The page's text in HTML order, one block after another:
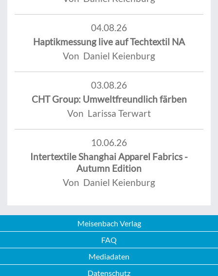
04.08.26
Haptikmessung live auf Techtextil NA
Von Daniel Keienburg
03.08.26
CHT Group: Umweltfreundlich färben
Von Larissa Terwart
10.06.26
Intertextile Shanghai Apparel Fabrics -
Autumn Edition
Von Daniel Keienburg
Meisenbach Verlag
FAQ
Mediadaten
Datenschutz